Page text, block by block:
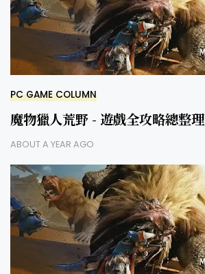
PC GAME COLUMN
魔物獵人荒野 - 遊戲全攻略總整理
ABOUT A YEAR AGO